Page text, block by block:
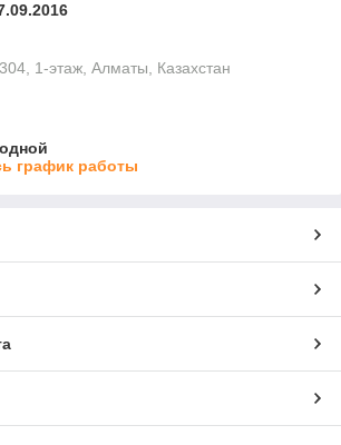
1-этаж, Алматы, Казахстан
график работы